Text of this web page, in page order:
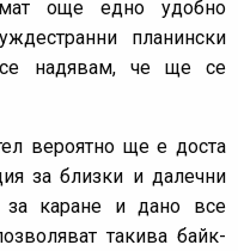
още едно удобно
планински
се надявам, че ще се
вероятно ще е доста
за близки и далечни
за каране и дано все
такива байк-